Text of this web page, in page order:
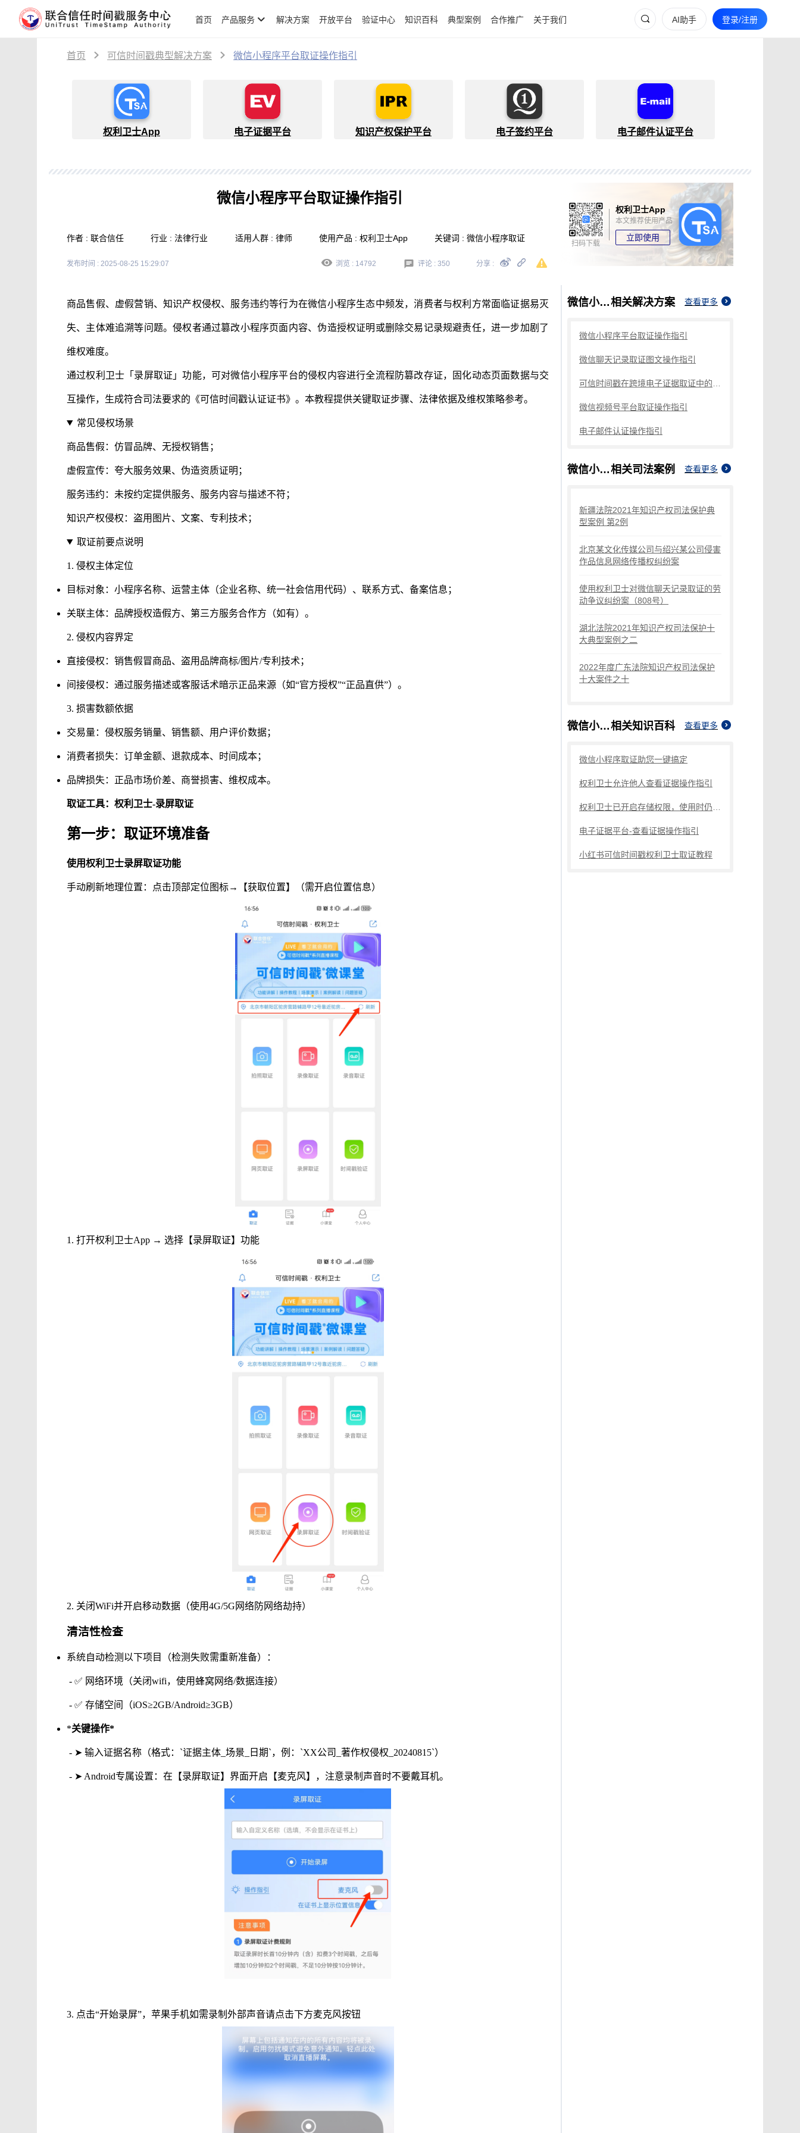
首页 产品服务 解决方案 开放平台 验证中心 知识百科 典型案例 合作推广 关于我们 AI助手 登录/注册
首页 可信时间戳典型解决方案 微信小程序平台取证操作指引
权利卫士App 电子证据平台 知识产权保护平台 电子签约平台 电子邮件认证平台
微信小程序平台取证操作指引
作者 : 联合信任 行业 : 法律行业 适用人群 : 律师 使用产品 : 权利卫士App 关键词 : 微信小程序取证
发布时间 : 2025-08-25 15:29:07 浏览 : 14792 评论 : 350 分享 :
商品售假、虚假营销、知识产权侵权、服务违约等行为在微信小程序生态中频发，消费者与权利方常面临证据易灭
失、主体难追溯等问题。侵权者通过篡改小程序页面内容、伪造授权证明或删除交易记录规避责任，进一步加剧了
维权难度。
通过权利卫士「录屏取证」功能，可对微信小程序平台的侵权内容进行全流程防篡改存证，固化动态页面数据与交
互操作，生成符合司法要求的《可信时间戳认证证书》。本教程提供关键取证步骤、法律依据及维权策略参考。
常见侵权场景
商品售假：仿冒品牌、无授权销售；
虚假宣传：夸大服务效果、伪造资质证明；
服务违约：未按约定提供服务、服务内容与描述不符；
知识产权侵权：盗用图片、文案、专利技术；
取证前要点说明
1. 侵权主体定位
目标对象： 小程序名称、运营主体（企业名称、统一社会信用代码）、联系方式、备案信息；
关联主体： 品牌授权造假方、第三方服务合作方（如有）。
2. 侵权内容界定
直接侵权： 销售假冒商品、盗用品牌商标/图片/专利技术；
间接侵权： 通过服务描述或客服话术暗示正品来源（如“官方授权”“正品直供”）。
3. 损害数额依据
交易量：侵权服务销量、销售额、用户评价数据；
消费者损失：订单金额、退款成本、时间成本；
品牌损失：正品市场价差、商誉损害、维权成本。
取证工具： 权利卫士-录屏取证
第一步：取证环境准备
使用权利卫士录屏取证功能
手动刷新地理位置：点击顶部定位图标→【获取位置】（需开启位置信息）
1. 打开权利卫士App → 选择【录屏取证】功能
2. 关闭WiFi并开启移动数据（使用4G/5G 网络防网络劫持）
清洁性检查
系统自动检测以下项目（检测失败需重新准备）：
- ✅ 网络环境（关闭wifi，使用蜂窝网络/数据连接）
- ✅ 存储空间（iOS≥2GB/Android≥3GB）
​*关键操作*
- ➤ 输入证据名称（格式： `证据主体 场景 日期`，例： `XX公司 著作权侵权 _20240815`）
- ➤ Android专属设置：在【录屏取证】界面开启【麦克风】，注意录制声音时不要戴耳机。
3. 点击“开始录屏”，苹果手机如需录制外部声音请点击下方麦克风按钮
扫码下载
权利卫士App
本文推荐使用产品
立即使用
微信小程序取证相关解决方案 查看更多
微信小程序平台取证操作指引
微信聊天记录取证图文操作指引
微信视频号平台取证操作指引
电子邮件认证操作指引
微信小程序取证相关司法案例 查看更多
新疆法院2021年知识产权司法保护典
型案例 第2例
北京某文化传媒公司与绍兴某公司侵害
作品信息网络传播权纠纷案
使用权利卫士对微信聊天记录取证的劳
动争议纠纷案（808号）
湖北法院2021年知识产权司法保护十
大典型案例之二
2022年度广东法院知识产权司法保护
十大案件之十
微信小程序取证相关知识百科 查看更多
微信小程序取证助您一键搞定
权利卫士允许他人查看证据操作指引
电子证据平台-查看证据操作指引
小红书可信时间戳权利卫士取证教程